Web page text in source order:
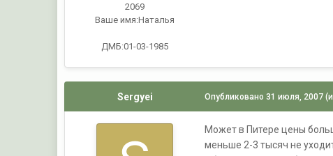
2069
Ваше имя:Наталья
ДМБ:01-03-1985
Sergyei Опубликовано 31 июля, 2007
Может в Питере цены
меньше 2-3 тысяч не